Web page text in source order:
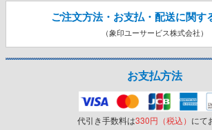
ご注文方法・お支払・配送に関す
（象印ユーサービス株式会社）
お支払方法
代引き手数料は330円（税込） にて